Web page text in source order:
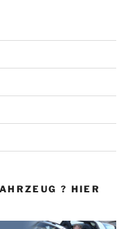
? HIER